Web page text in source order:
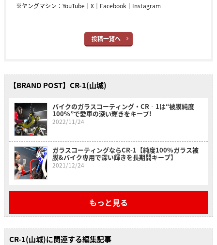
※ヤングマシン： YouTube ｜ X ｜ Facebook ｜ Instagram
投稿一覧へ
【BRAND POST】CR-1(山城)
バイクのガラスコーティング・CR‐1は“被膜純度
100%”で愛車の深い輝きをキープ!
2022/11/24
ガラスコーティングならCR-1【純度100%ガラス被
膜&バイク専用で深い輝きを長期間キープ】
2021/12/24
もっと見る
CR-1(山城)に関連する編集記事